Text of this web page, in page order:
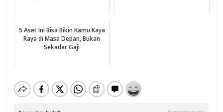
5 Aset Ini Bisa Bikin Kamu Kaya
Raya di Masa Depan, Bukan
Sekadar Gaji